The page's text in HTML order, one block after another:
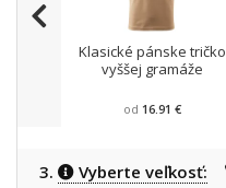
Klasické pánske tričko
vyššej gramáže
od 16.91 €
3. Vyberte veľkosť: